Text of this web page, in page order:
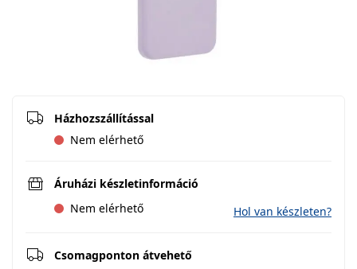
Házhozszállítással
Nem elérhető
Áruházi készletinformáció
Nem elérhető
Hol van készleten?
Csomagponton átvehető